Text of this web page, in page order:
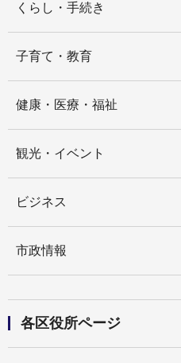
くらし・手続き
子育て・教育
健康・医療・福祉
観光・イベント
ビジネス
市政情報
各区役所ページ